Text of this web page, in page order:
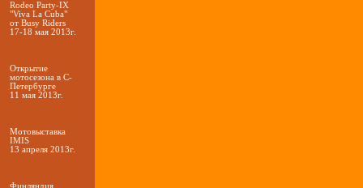
Rodeo Party-IX
"Viva La Cuba"
от Busy Riders
17-18 мая 2013г.
Открытие
мотосезона в С-
Петербурге
11 мая 2013г.
Мотовыставка
IMIS
13 апреля 2013г.
Финляндия,